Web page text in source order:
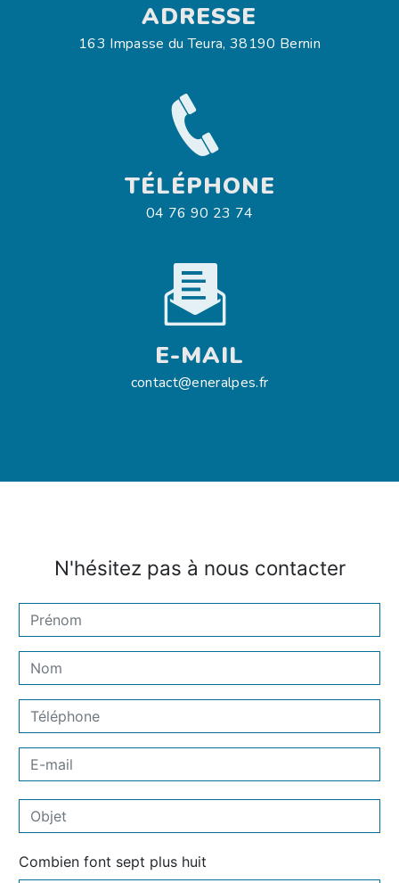
ADRESSE
163 Impasse du Teura, 38190 Bernin
TÉLÉPHONE
04 76 90 23 74
E-MAIL
contact@eneralpes.fr
N'hésitez pas à nous contacter
Combien font sept plus huit